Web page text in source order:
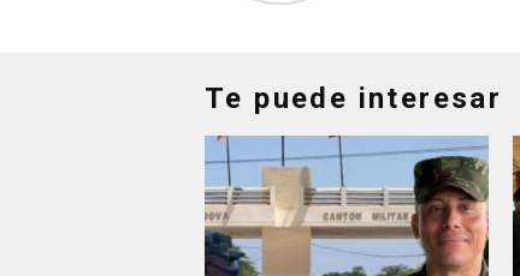
Te puede interesar